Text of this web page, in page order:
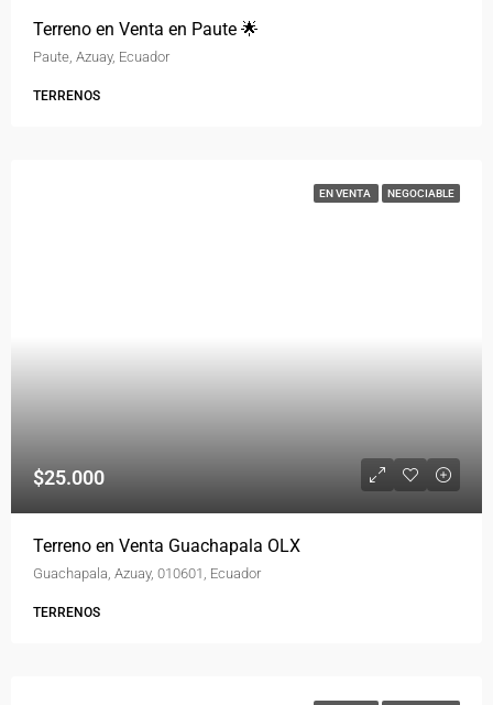
Terreno en Venta en Paute 🌟
Paute, Azuay, Ecuador
TERRENOS
EN VENTA NEGOCIABLE
$25.000
Terreno en Venta Guachapala OLX
Guachapala, Azuay, 010601, Ecuador
TERRENOS